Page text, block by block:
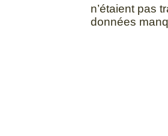
n’étaient pas
données